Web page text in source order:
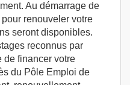
Au démarrage de
renouveler votre
seront disponibles.
reconnus par
de financer votre
du Pôle Emploi de